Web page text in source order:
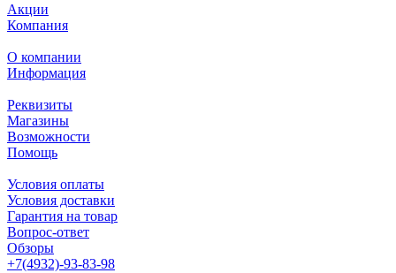
Акции
Компания
О компании
Информация
Реквизиты
Магазины
Возможности
Помощь
Условия оплаты
Условия доставки
Гарантия на товар
Вопрос-ответ
Обзоры
+7(4932)-93-83-98